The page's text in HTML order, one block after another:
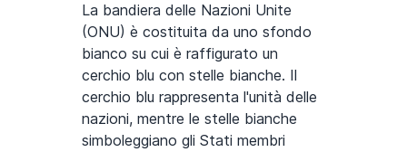
La bandiera delle Nazioni Unite
(ONU) è costituita da uno sfondo
bianco su cui è raffigurato un
cerchio blu con stelle bianche. Il
cerchio blu rappresenta l'unità delle
nazioni, mentre le stelle bianche
simboleggiano gli Stati membri